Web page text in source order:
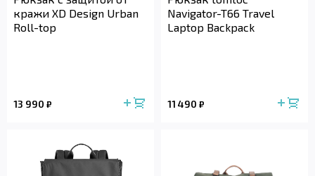
кражи XD Design Urban
Roll-top
13 990 ₽
Navigator-T66 Travel
Laptop Backpack
11 490 ₽